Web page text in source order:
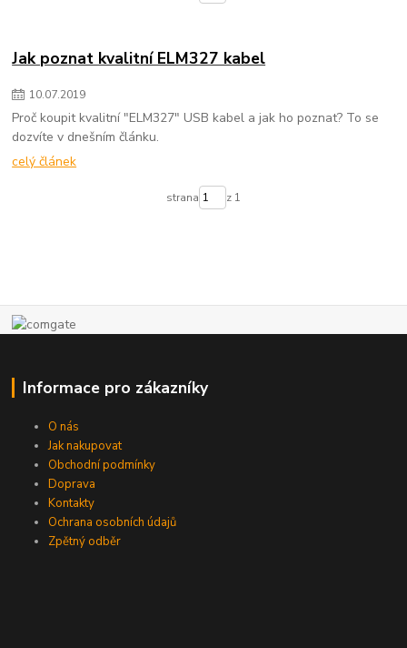
Jak poznat kvalitní ELM327 kabel
10.07.2019
Proč koupit kvalitní "ELM327" USB kabel a jak ho poznat? To se
dozvíte v dnešním článku.
celý článek
strana z 1
Informace pro zákazníky
O nás
Jak nakupovat
Obchodní podmínky
Doprava
Kontakty
Ochrana osobních údajů
Zpětný odběr